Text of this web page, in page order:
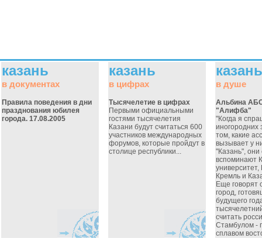
казань
в документах
Правила поведения в дни
празднования юбилея
города. 17.08.2005
казань
в цифрах
Тысячелетие в цифрах
Первыми официальными
гостями тысячелетия
Казани будут считаться 600
участников международных
форумов, которые пройдут в
столице республики...
казань
в душе
Альбина
"Алифба"
"Когда я
иногородних
том, какие
вызывает у
"Казань",
вспоминают
университет,
Кремль и
Еще говорят
город,
будущего
считать
Стамбулом -
сплавом